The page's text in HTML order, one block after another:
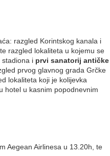
razgled Korintskog kanala i
razgled lokaliteta u kojemu se
stadiona i prvi sanatorij antičke
prvog glavnog grada Grčke
lokaliteta koji je kolijevka
hotel u kasnim popodnevnim
Aegean Airlinesa u 13.20h, te